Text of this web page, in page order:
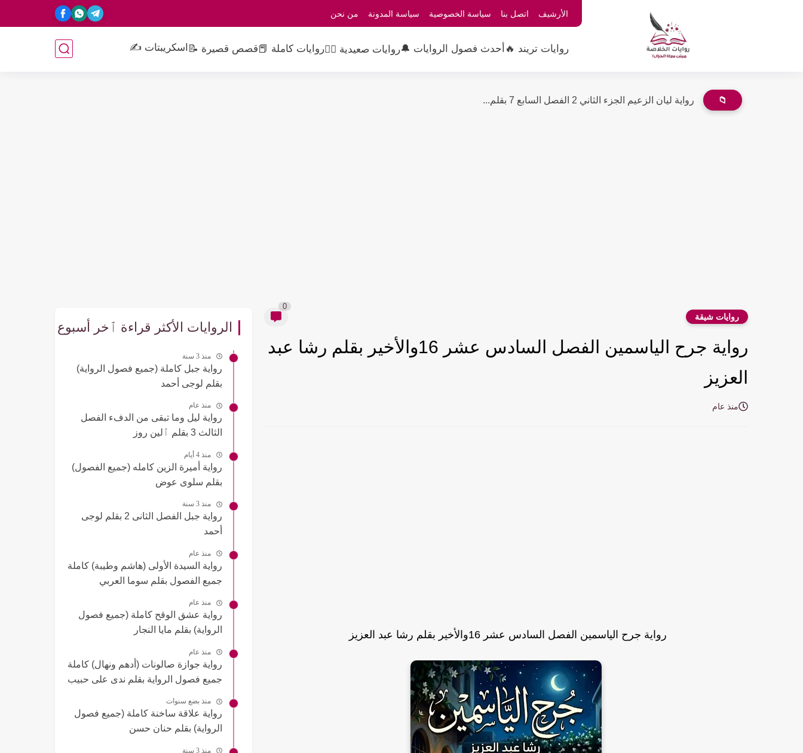
الأرشيف اتصل بنا سياسة الخصوصية سياسة المدونة من نحن
روايات تريند 🔥 أحدث فصول الروايات 🔔روايات صعيدية 👳‍♂️روايات كاملة 📕قصص قصيرة 📝 اسكريبتات ✍️
📁 رواية ليان الزعيم الجزء الثاني 2 الفصل السابع 7 بقلم...
روايات شيقة
0
رواية جرح الياسمين الفصل السادس عشر 16والأخير بقلم رشا عبد
العزيز
منذ عام
رواية جرح الياسمين الفصل السادس عشر 16والأخير بقلم رشا عبد العزيز
الروايات الأكثر قراءة ٱخر أسبوع
منذ 3 سنة
رواية جبل كاملة (جميع فصول الرواية)
بقلم لوجى أحمد
منذ عام
رواية ليل وما تبقى من الدفء الفصل
الثالث 3 بقلم ٱلين روز
منذ 4 أيام
رواية أميرة الزين كامله (جميع الفصول)
بقلم سلوى عوض
منذ 3 سنة
رواية جبل الفصل الثانى 2 بقلم لوجى
أحمد
منذ عام
رواية السيدة الأولى (هاشم وطيبة) كاملة
جميع الفصول بقلم سوما العربي
منذ عام
رواية عشق الوقح كاملة (جميع فصول
الرواية) بقلم مايا النجار
منذ عام
رواية جوازة صالونات (أدهم ونهال) كاملة
جميع فصول الرواية بقلم ندى على حبيب
منذ بضع سنوات
رواية علاقة ساخنة كاملة (جميع فصول
الرواية) بقلم حنان حسن
منذ 3 سنة